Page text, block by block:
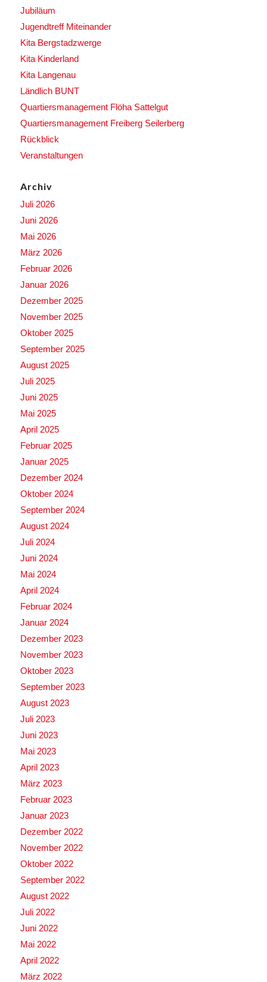
Jubiläum
Jugendtreff Miteinander
Kita Bergstadzwerge
Kita Kinderland
Kita Langenau
Ländlich BUNT
Quartiersmanagement Flöha Sattelgut
Quartiersmanagement Freiberg Seilerberg
Rückblick
Veranstaltungen
Archiv
Juli 2026
Juni 2026
Mai 2026
März 2026
Februar 2026
Januar 2026
Dezember 2025
November 2025
Oktober 2025
September 2025
August 2025
Juli 2025
Juni 2025
Mai 2025
April 2025
Februar 2025
Januar 2025
Dezember 2024
Oktober 2024
September 2024
August 2024
Juli 2024
Juni 2024
Mai 2024
April 2024
Februar 2024
Januar 2024
Dezember 2023
November 2023
Oktober 2023
September 2023
August 2023
Juli 2023
Juni 2023
Mai 2023
April 2023
März 2023
Februar 2023
Januar 2023
Dezember 2022
November 2022
Oktober 2022
September 2022
August 2022
Juli 2022
Juni 2022
Mai 2022
April 2022
März 2022